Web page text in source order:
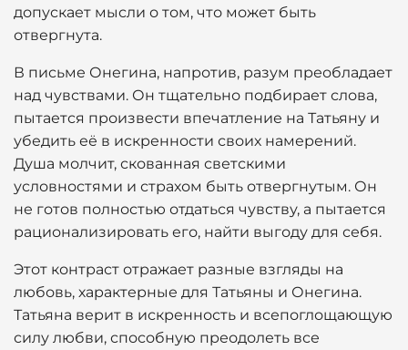
допускает мысли о том, что может быть
отвергнута.
В письме Онегина, напротив, разум преобладает
над чувствами. Он тщательно подбирает слова,
пытается произвести впечатление на Татьяну и
убедить её в искренности своих намерений.
Душа молчит, скованная светскими
условностями и страхом быть отвергнутым. Он
не готов полностью отдаться чувству, а пытается
рационализировать его, найти выгоду для себя.
Этот контраст отражает разные взгляды на
любовь, характерные для Татьяны и Онегина.
Татьяна верит в искренность и всепоглощающую
силу любви, способную преодолеть все